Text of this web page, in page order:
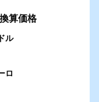
算価格
ル
ロ